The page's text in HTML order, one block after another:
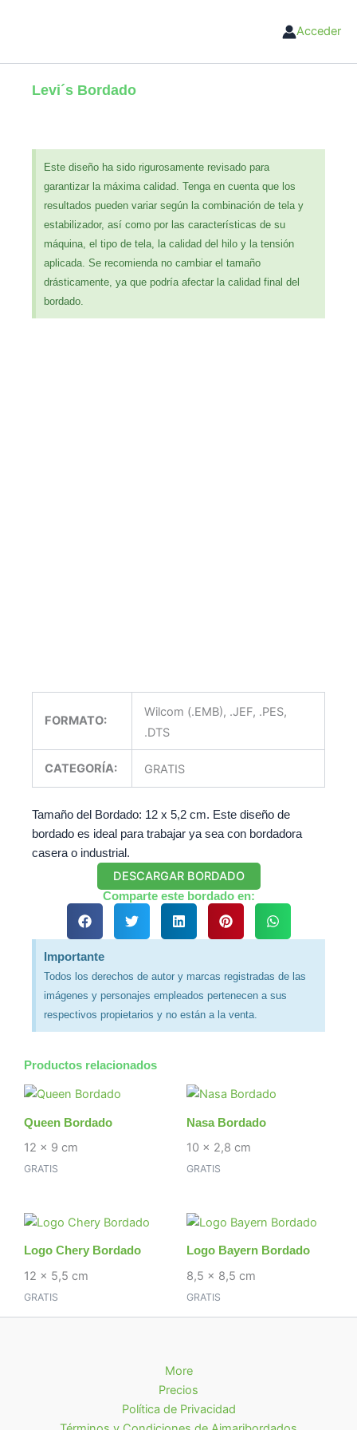
Acceder
Levi´s Bordado
Este diseño ha sido rigurosamente revisado para
garantizar la máxima calidad. Tenga en cuenta que los
resultados pueden variar según la combinación de tela y
estabilizador, así como por las características de su
máquina, el tipo de tela, la calidad del hilo y la tensión
aplicada. Se recomienda no cambiar el tamaño
drásticamente, ya que podría afectar la calidad final del
bordado.
FORMATO:
Wilcom (.EMB), .JEF, .PES,
.DTS
CATEGORÍA: GRATIS
Tamaño del Bordado: 12 x 5,2 cm. Este diseño de
bordado es ideal para trabajar ya sea con bordadora
casera o industrial.
DESCARGAR BORDADO
Comparte este bordado en:
Importante
Todos los derechos de autor y marcas registradas de las
imágenes y personajes empleados pertenecen a sus
respectivos propietarios y no están a la venta.
Productos relacionados
Queen Bordado
12 x 9 cm
GRATIS
Nasa Bordado
10 x 2,8 cm
GRATIS
Logo Chery Bordado
12 x 5,5 cm
GRATIS
Logo Bayern Bordado
8,5 x 8,5 cm
GRATIS
More
Precios
Política de Privacidad